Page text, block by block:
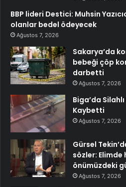
BBP lideri Destici: Muhsin
olanlar bedel ödeyecek
Ağustos 7, 2026
Sakarya’da
bebeği çöp
darbetti
Ağustos 7, 2026
Biga’da
Kaybetti
Ağustos 7, 2026
Gürsel
sözler: Elimde
önümüzdeki
Ağustos 7, 2026